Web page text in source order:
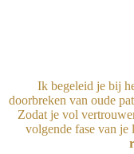
Ik begeleid je bij
doorbreken van oude
Zodat je vol
volgende fase van